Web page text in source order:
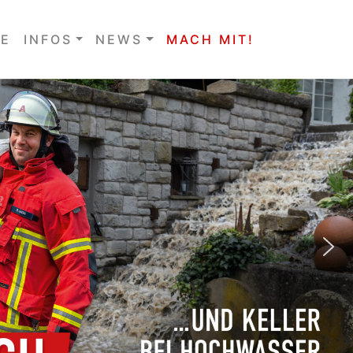
INFOS NEWS MACH MIT!